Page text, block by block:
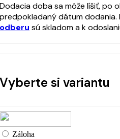
Dodacia doba sa môže líšiť, po
predpokladaný dátum dodania.
odberu sú skladom a k
Vyberte si variantu
Záloha